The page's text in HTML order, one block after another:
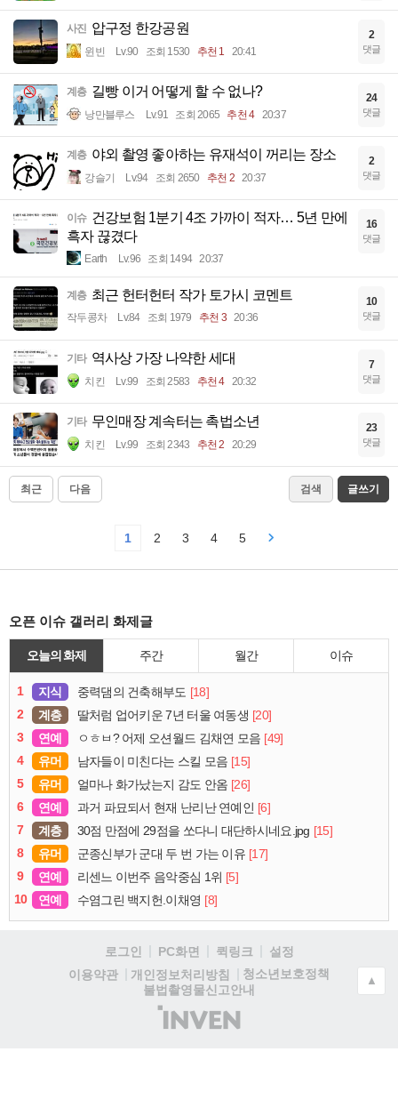
사진 압구정 한강공원
윈빈 Lv.90 조회 1530 추천 1 20:41
2
댓글
계층 길빵 이거 어떻게 할 수 없나?
낭만블루스 Lv.91 조회 2065 추천 4 20:37
24
댓글
계층 야외 촬영 좋아하는 유재석이 꺼리는 장소
강슬기 Lv.94 조회 2650 추천 2 20:37
2
댓글
이슈 건강보험 1분기 4조 가까이 적자… 5년 만에
흑자 끊겼다
Earth Lv.96 조회 1494 20:37
16
댓글
계층 최근 헌터헌터 작가 토가시 코멘트
작두콩차 Lv.84 조회 1979 추천 3 20:36
10
댓글
기타 역사상 가장 나약한 세대
치킨 Lv.99 조회 2583 추천 4 20:32
7
댓글
기타 무인매장 계속터는 촉법소년
치킨 Lv.99 조회 2343 추천 2 20:29
23
댓글
최근 다음 검색 글쓰기
1 2 3 4 5
오픈 이슈 갤러리 화제글
오늘의 화제 주간 월간 이슈
1 지식 중력댐의 건축해부도 [18]
2
계층 딸처럼 업어키운 7년 터울 여동생 [20]
3
연예 ㅇㅎㅂ? 어제 오션월드 김채연 모음 [49]
4
유머 남자들이 미친다는 스킬 모음 [15]
5
유머 얼마나 화가났는지 감도 안옴 [26]
6
연예 과거 파묘되서 현재 난리난 연예인 [6]
7
계층 30점 만점에 29점을 쏘다니 대단하시네요.jpg [15]
8
유머 군종신부가 군대 두 번 가는 이유 [17]
9
연예 리센느 이번주 음악중심 1위 [5]
10
연예 수염그린 백지헌.이채영 [8]
로그인 PC화면 퀵링크
설정
이용약관
개인정보처리방침
청소년보호정책
불법촬영물신고안내
(주)
인
▲